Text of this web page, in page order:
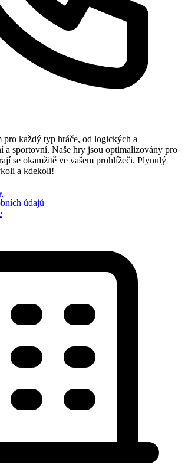
pro každý typ hráče, od logických a
a sportovní. Naše hry jsou optimalizovány pro
se okamžitě ve vašem prohlížeči. Plynulý
a kdekoli!
údajů